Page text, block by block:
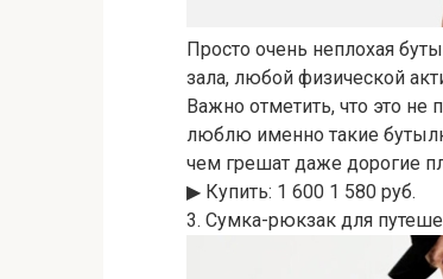
Просто очень неплохая
зала, любой физической
Важно отметить, что это
люблю именно такие
чем грешат даже дорогие
▶︎ Купить: 1 600 1 580 руб.
3. Сумка-рюкзак для